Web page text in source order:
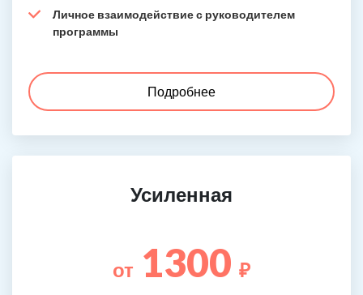
Личное взаимодействие с руководителем
программы
Подробнее
Усиленная
от 1300 ₽